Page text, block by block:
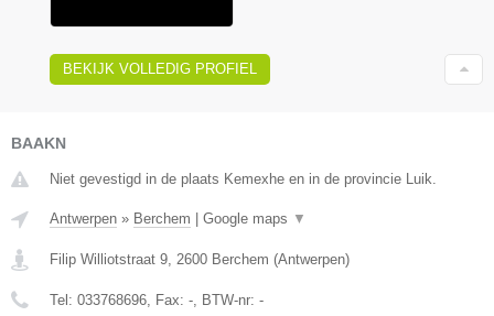
BEKIJK VOLLEDIG PROFIEL
BAAKN
Niet gevestigd in de plaats Kemexhe en in de provincie Luik.
Antwerpen » Berchem Google maps ▼
Filip Williotstraat 9 2600 Berchem (Antwerpen)
Tel: 033768696 , Fax: - , BTW-nr: -